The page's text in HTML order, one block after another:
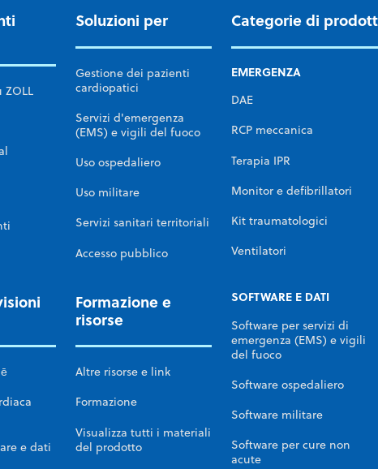
ZOLL
Soluzioni per
Gestione dei pazienti
cardiopatici
Servizi d'emergenza
(EMS) e vigili del fuoco
Uso ospedaliero
Uso militare
Servizi sanitari territoriali
Accesso pubblico
e dati
Formazione e
risorse
Altre risorse e link
Formazione
Visualizza tutti i materiali
del prodotto
Categorie di
EMERGENZA
DAE
RCP meccanica
Terapia IPR
Monitor e defibrillatori
Kit traumatologici
Ventilatori
SOFTWARE E DATI
Software per servizi di
emergenza (EMS) e vigili
del fuoco
Software ospedaliero
Software militare
Software per cure non
acute